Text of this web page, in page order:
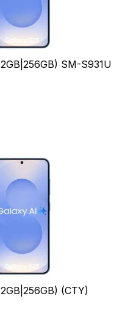
SM-S931U
(CTY)